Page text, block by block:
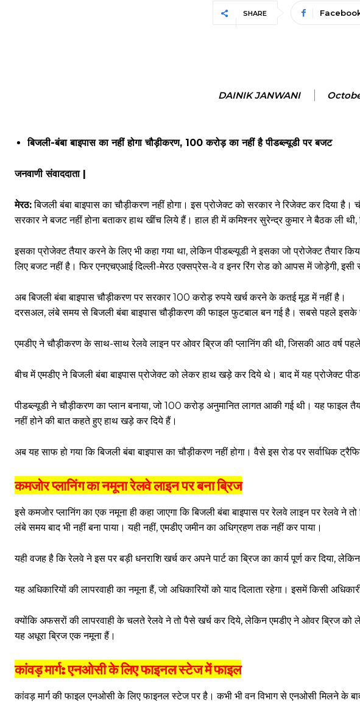
SHARE
DAINIK JANWANI
बिजली-बंबा बाइपास का नहीं होगा चौड़ीकरण, 100 करोड़ का नहीं है पीडब्ल्यूडी पर बजट
जनवाणी संवाददाता |
मेरठ:बिजली बंबा बाइपास का चौड़ीकरण नहीं होगा। इस प्रोजेक्ट को सरकार ने रिजेक्ट कर दिया
सरकार ने बजट नहीं होना बताकर हाथ खींच लिये हैं। हाल ही में कमिश्नर सुरेन्द्र कुमार ने बैठक ली थी,
इसका प्रोजेक्ट तैयार करने के लिए भी कहा गया था, लेकिन पीडब्ल्यूडी ने इसका जो प्रोजेक्ट तैयार
लिए बजट नहीं है। फिर एनएचएआई दिल्ली-मेरठ एक्सप्रेस-वे व इनर रिंग रोड को आपस में जोड़ेगी, इसी से
अब बिजली बंबा बाइपास चौड़ीकरण पर सरकार 100 करोड़ रुपये खर्च करने के कतई मूड में नहीं है।
दरसअल, लंबे समय से बिजली बंबा बाइपास चौड़ीकरण की फाइल फुटबाल बन गई है। सबसे पहले इसके
एमडीए ने चौड़ीकरण के साथ-साथ रेलवे लाइन पर ओवर ब्रिज की प्लानिंग की थी, जिसकी आठ वर्ष पहले
बीच में एमडीए ने बिजली बंबा बाइपास प्रोजेक्ट को लेकर हाथ खड़े कर दिये थे। बाद में यह प्रोजेक्ट
पीडब्ल्यूडी ने चौड़ीकरण का प्लान बनाया, जो 100 करोड़ अनुमानित लागत आकी गई थी। यह
नहीं होने की बात कहते हुए हाथ खड़े कर दिये हैं।
अब यह साफ हो गया कि बिजली बंबा बाइपास का चौड़ीकरण नहीं होगा। वैसे इस रोड पर सर्वाधिक
कमजोर प्लानिंग का नमूना रेलवे लाइन पर बना ब्रिज
इसे कमजोर प्लानिंग का एक नमूना ही कहा जाएगा कि बिजली बंबा बाइपास पर रेलवे लाइन पर रेलवे ने
लंबे समय बाद भी नहीं बना पाया। यही नहीं, एमडीए जमीन का अधिग्रहण तक नहीं कर पाया।
यही वजह है कि रेलवे ने इस पर बड़ी धनराशि खर्च कर अपने पार्ट का ब्रिज का कार्य पूर्ण कर दिया, लेकिन
यह अधिकारियों की लापरवाही का नमूना हैं, जो अधिकारियों को याद दिलाता रहेगा। इसमें किसी
क्योंकि अफसरों की लापरवाही के चलते रेलवे ने तो पैसे खर्च कर दिये, लेकिन एमडीए ने ओवर ब्रिज को
यह अधूरा ब्रिज एक नमूना हैं।
कांवड़ मार्ग: एनओसी के लिए फाइनल स्टेज में फाइल
कांवड़ मार्ग की फाइल एनओसी के लिए फाइनल स्टेज पर है। कभी भी वन विभाग से एनओसी मिलने के